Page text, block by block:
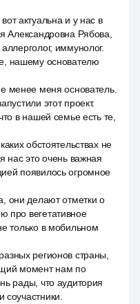
актуальна и у нас в
Александровна Рябова,
иммунолог.
нашему основателю
менее меня основатель.
этот проект.
в нашей семье есть те,
обстоятельствах не
нас это очень важная
появилось огромное
они делают отметки о
про вегетативное
только в мобильном
регионов страны,
момент нам по
рады, что аудитория